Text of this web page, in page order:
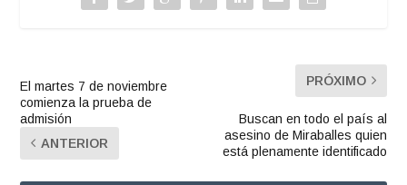
El martes 7 de noviembre
comienza la prueba de
admisión
ANTERIOR
PRÓXIMO
Buscan en todo el país al
asesino de Miraballes quien
está plenamente identificado